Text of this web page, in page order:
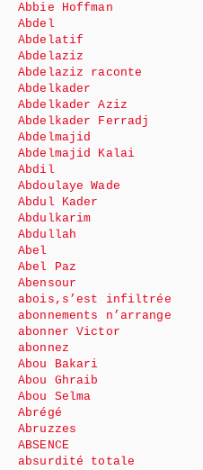
Abbie Hoffman
Abdel
Abdelatif
Abdelaziz
Abdelaziz raconte
Abdelkader
Abdelkader Aziz
Abdelkader Ferradj
Abdelmajid
Abdelmajid Kalai
Abdil
Abdoulaye Wade
Abdul Kader
Abdulkarim
Abdullah
Abel
Abel Paz
Abensour
abois,s’est infiltrée
abonnements n’arrange
abonner Victor
abonnez
Abou Bakari
Abou Ghraib
Abou Selma
Abrégé
Abruzzes
ABSENCE
absurdité totale